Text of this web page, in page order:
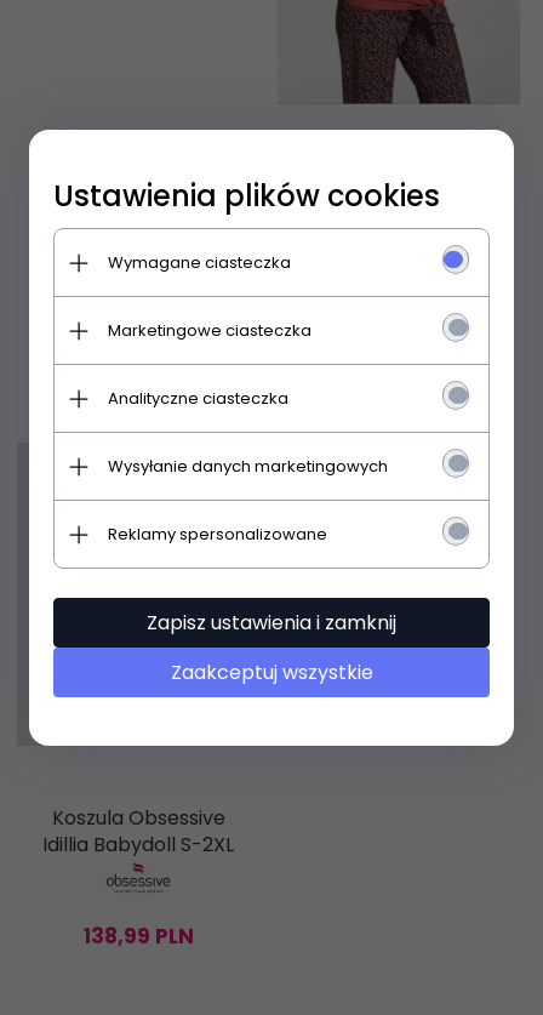
24H
Koszula Obsessive
Idillia Babydoll S-2XL
138,99 PLN
Ustawienia plików cookies
Wymagane ciasteczka
Marketingowe ciasteczka
Analityczne ciasteczka
Wysyłanie danych marketingowych
Reklamy spersonalizowane
Zapisz ustawienia i zamknij
Zaakceptuj wszystkie